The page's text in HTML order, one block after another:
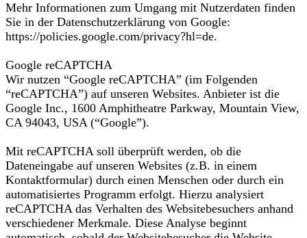
Mehr Informationen zum Umgang mit Nutzerdaten finden
Sie in der Datenschutzerklärung von Google:
https://policies.google.com/privacy?hl=de.
Google reCAPTCHA
Wir nutzen “Google reCAPTCHA” (im Folgenden
“reCAPTCHA”) auf unseren Websites. Anbieter ist die
Google Inc., 1600 Amphitheatre Parkway, Mountain View,
CA 94043, USA (“Google”).
Mit reCAPTCHA soll überprüft werden, ob die
Dateneingabe auf unseren Websites (z.B. in einem
Kontaktformular) durch einen Menschen oder durch ein
automatisiertes Programm erfolgt. Hierzu analysiert
reCAPTCHA das Verhalten des Websitebesuchers anhand
verschiedener Merkmale. Diese Analyse beginnt